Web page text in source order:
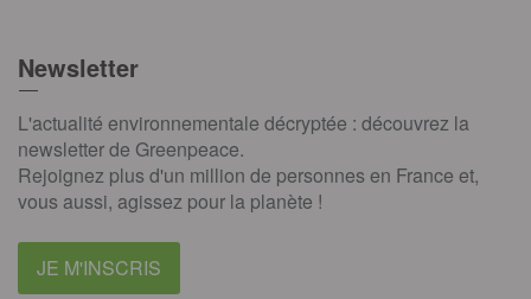
Newsletter
L'actualité environnementale décryptée : découvrez la
newsletter de Greenpeace.
Rejoignez plus d'un million de personnes en France et,
vous aussi, agissez pour la planète !
JE M'INSCRIS